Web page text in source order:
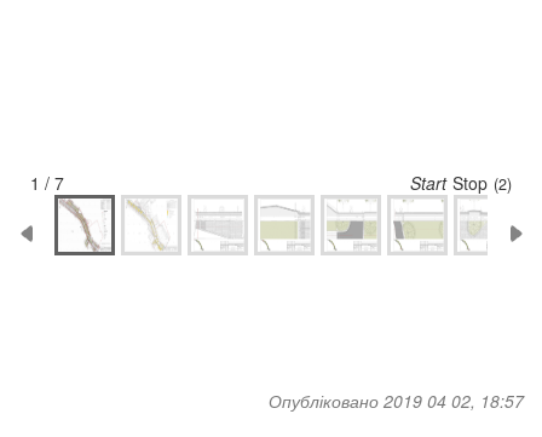
1 / 7 Start Stop (1)
Опубліковано 2019 04 02, 18:57